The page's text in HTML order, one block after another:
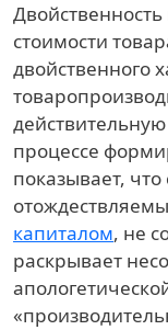
стоимости
двойственного
процессе
показывает, что
капиталом, не
раскрывает